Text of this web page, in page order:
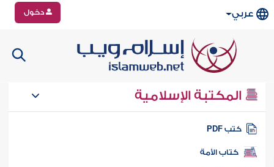
عربي دخول
المكتبة الإسلامية
كتب PDF